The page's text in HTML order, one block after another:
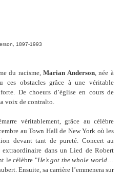
1897-1993
du racisme,Marian Anderson, née à
ces obstacles grâce à une véritable
De choeurs d’église en cours de
voix de contralto.
véritablement, grâce au célèbre
au Town Hall de New York où les
devant tant de pureté. Concert au
dans un Lied de Robert
le célèbre "He’s got the whole world…
Ensuite, sa carrière l’emmenera sur